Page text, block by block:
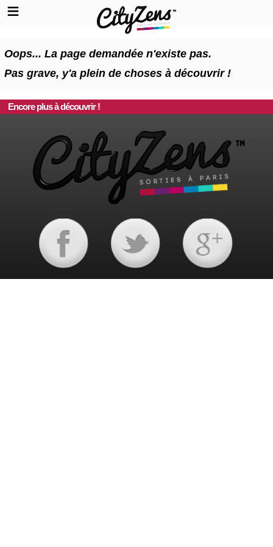
Oops... La page demandée n'existe pas.
Pas grave, y'a plein de choses à découvrir !
Encore plus à découvrir !